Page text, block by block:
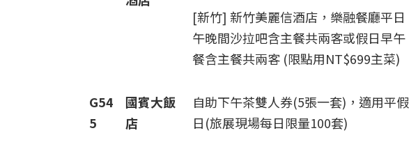
[新竹] 新竹美麗信酒店，樂融餐廳平日
午晚間沙拉吧含主餐共兩客或假日早午
餐含主餐共兩客 (限點用NT$699主菜)
G54
5
國賓大飯
店
自助下午茶雙人券(5張一套)，適用平假
日(旅展現場每日限量100套)